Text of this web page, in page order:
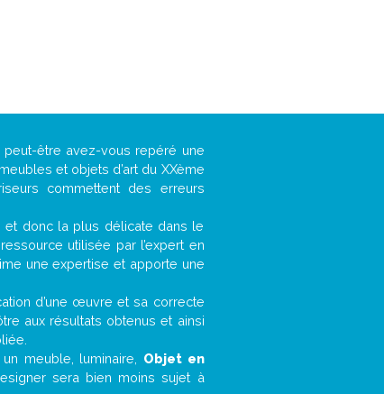
peut-être avez-vous repéré une
et objets d’art du XXème
commettent des erreurs
et donc la plus délicate dans le
utilisée par l’expert en
une expertise et apporte une
d’une œuvre et sa correcte
aux résultats obtenus et ainsi
meuble, luminaire, Objet en
sera bien moins sujet à